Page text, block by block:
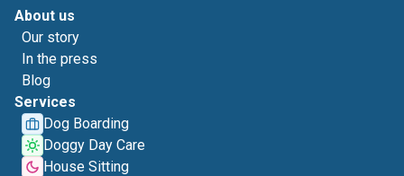
About us
Our story
In the press
Blog
Services
Dog Boarding
Doggy Day Care
House Sitting